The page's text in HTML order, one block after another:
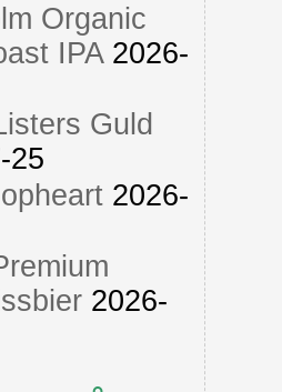
Organic
IPA 2026-
Guld
25
2026-
2026-